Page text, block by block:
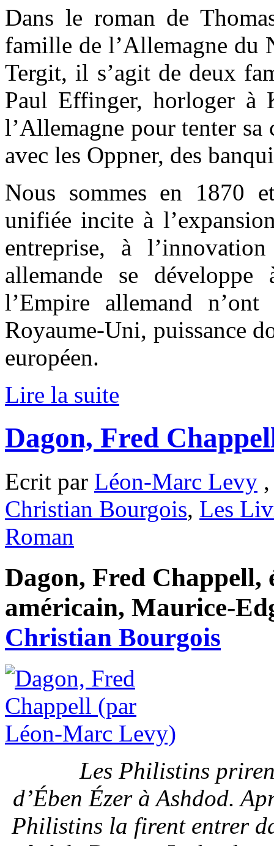
Dans le roman de
famille de l’Allemagne du
Tergit, il s’agit de deux
Paul Effinger, horloger à
l’Allemagne pour tenter
avec les Oppner, des
Nous sommes en 1870
unifiée incite à
entreprise, à
allemande se
l’Empire allemand
Royaume-Uni, puissance
européen.
Lire la suite
Dagon, Fred
Ecrit par Léon-Marc Levy
Christian Bourgois, Les
Roman
Dagon, Fred
américain, Maurice-
Christian Bourgois
Les Philistins
d’Ében ÉzeràAshdod.
Philistins la firent entrer